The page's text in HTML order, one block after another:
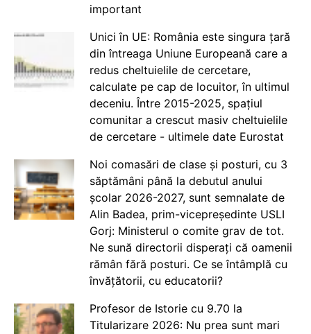
important
Unici în UE: România este singura țară
din întreaga Uniune Europeană care a
redus cheltuielile de cercetare,
calculate pe cap de locuitor, în ultimul
deceniu. Între 2015-2025, spațiul
comunitar a crescut masiv cheltuielile
de cercetare - ultimele date Eurostat
Noi comasări de clase și posturi, cu 3
săptămâni până la debutul anului
școlar 2026-2027, sunt semnalate de
Alin Badea, prim-vicepreședinte USLI
Gorj: Ministerul o comite grav de tot.
Ne sună directorii disperați că oamenii
rămân fără posturi. Ce se întâmplă cu
învățătorii, cu educatorii?
Profesor de Istorie cu 9.70 la
Titularizare 2026: Nu prea sunt mari